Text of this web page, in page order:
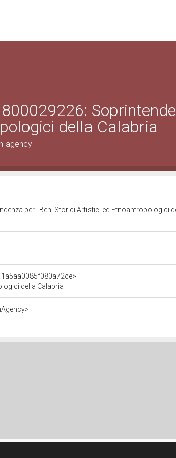
della Calabria
agency
per i Beni Storici Artistici ed Etnoantropologici
della Calabria